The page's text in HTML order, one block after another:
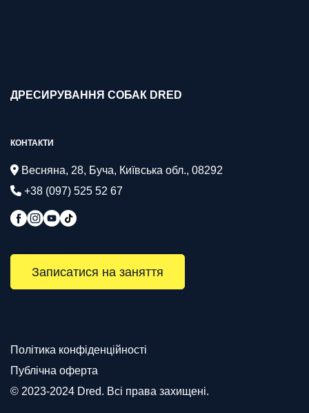
ДРЕСИРУВАННЯ СОБАК DRED
КОНТАКТИ
Весняна, 28, Буча, Київська обл., 08292
+38 (097) 525 52 67
Записатися на заняття
Політика конфіденційності
Публічна оферта
© 2023-2024 Dred. Всі права захищені.